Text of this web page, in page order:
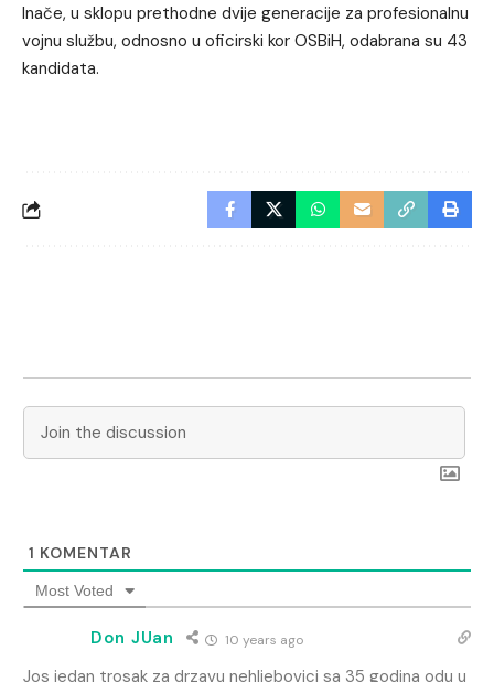
Inače, u sklopu prethodne dvije generacije za profesionalnu
vojnu službu, odnosno u oficirski kor OSBiH, odabrana su 43
kandidata.
1 KOMENTAR
Most Voted
Don JUan 10 years ago
Jos jedan trosak za drzavu nehljebovici sa 35 godina odu u